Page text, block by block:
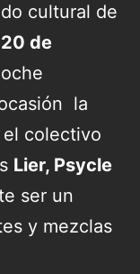
cultural de
20 de
la
el colectivo
Lier, Psycle
ser un
y mezclas